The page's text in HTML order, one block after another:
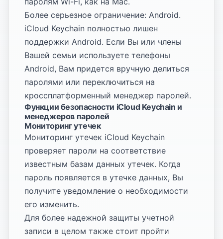
Более серьезное ограничение: Android.
iCloud Keychain полностью лишен
поддержки Android. Если Вы или члены
Вашей семьи используете телефоны
Android, Вам придется вручную делиться
паролями или переключиться на
кроссплатформенный менеджер паролей.
Функции безопасности iCloud Keychain и
менеджеров паролей
Мониторинг утечек
Мониторинг утечек iCloud Keychain
проверяет пароли на соответствие
известным базам данных утечек. Когда
пароль появляется в утечке данных, Вы
получите уведомление о необходимости
его изменить.
Для более надежной защиты учетной
записи в целом также стоит пройти